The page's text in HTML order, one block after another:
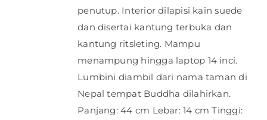
penutup. Interior dilapisi kain suede
dan disertai kantung terbuka dan
kantung ritsleting. Mampu
menampung hingga laptop 14 inci.
Lumbini diambil dari nama taman di
Nepal tempat Buddha dilahirkan.
Panjang: 44 cm Lebar: 14 cm Tinggi: